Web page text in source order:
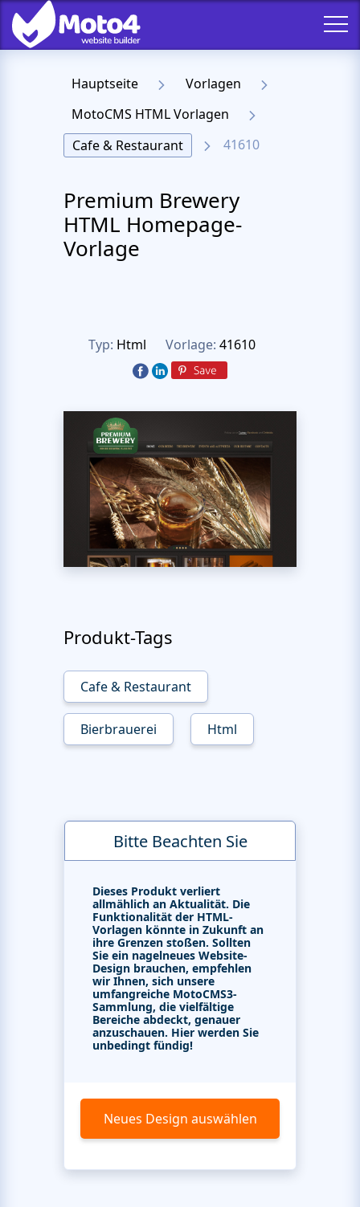
Hauptseite
Vorlagen
MotoCMS HTML Vorlagen
Cafe & Restaurant
41610
Premium Brewery
HTML Homepage-
Vorlage
Typ: Html Vorlage: 41610
Produkt-Tags
Cafe & Restaurant
Bierbrauerei Html
Bitte Beachten Sie
Dieses Produkt verliert
allmählich an Aktualität. Die
Funktionalität der HTML-
Vorlagen könnte in Zukunft an
ihre Grenzen stoßen. Sollten
Sie ein nagelneues Website-
Design brauchen, empfehlen
wir Ihnen, sich unsere
umfangreiche MotoCMS3-
Sammlung, die vielfältige
Bereiche abdeckt, genauer
anzuschauen. Hier werden Sie
unbedingt fündig!
Neues Design auswählen